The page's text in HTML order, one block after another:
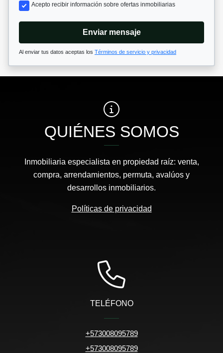
Acepto recibir información sobre ofertas inmobiliarias
Enviar mensaje
Al enviar tus datos aceptas los Términos de servicio y privacidad
QUIÉNES SOMOS
Inmobiliaria especialista en propiedad raíz: venta,
compra, arrendamientos, permuta, avalúos y
desarrollos inmobiliarios.
Políticas de privacidad
TELÉFONO
+573008095789
+573008095789